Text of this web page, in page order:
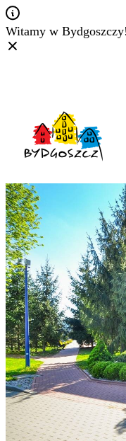
Witamy w Bydgoszczy!